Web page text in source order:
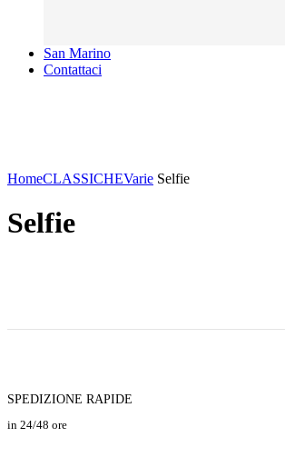
San Marino
Contattaci
HomeCLASSICHEVarie Selfie
Selfie
SPEDIZIONE RAPIDE
in 24/48 ore